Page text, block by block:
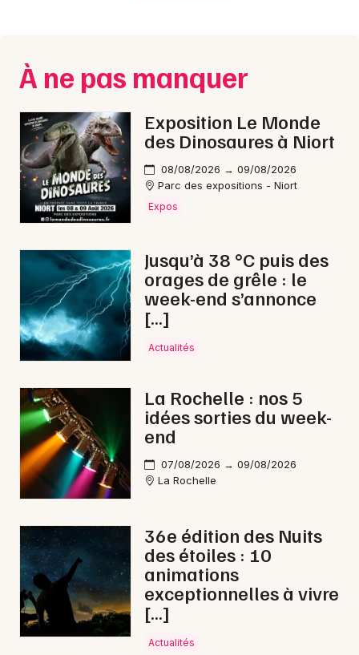
Concerts
Sports
Soirées
Sorties famille
Sorties & loisirs
Rock / metal en Charente-Maritime
Rock / metal en Poitou-Charente
Rock / metal en Nouvelle-Aquitaine
Newsletter des sorties
Artistes en tournée
Actus à Jonzac
Magazine à Jonzac
Nice
Paris
Strasbourg
Toulouse
Toutes les villes
À ne pas manquer
Exposition Le Monde
des Dinosaures à Niort
08/08/2026 → 09/08/2026
Parc des expositions - Niort
Expos
Jusqu’à 38 °C puis des
orages de grêle : le
week-end s’annonce
[…]
Actualités
La Rochelle : nos 5
idées sorties du week-
end
07/08/2026 → 09/08/2026
La Rochelle
36e édition des Nuits
des étoiles : 10
animations
exceptionnelles à vivre
[…]
Actualités